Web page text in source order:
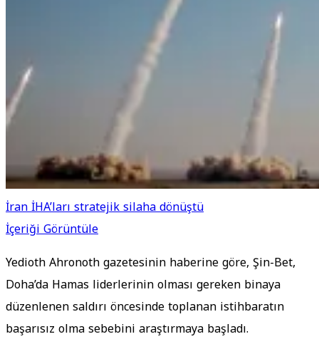
İran İHA’ları stratejik silaha dönüştü
İçeriği Görüntüle
Yedioth Ahronoth gazetesinin haberine göre, Şin-Bet,
Doha’da Hamas liderlerinin olması gereken binaya
düzenlenen saldırı öncesinde toplanan istihbaratın
başarısız olma sebebini araştırmaya başladı.